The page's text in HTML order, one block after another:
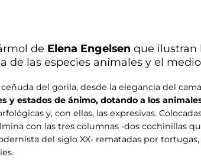
de Elena Engelsen que ilustran
de las especies animales y el
del gorila, desde la elegancia del
y estados de ánimo, dotando a los
y, con ellas, las expresivas.
con las tres columnas -dos cochinillas
del siglo XX- rematadas por